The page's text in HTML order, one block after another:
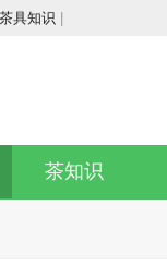
茶具知识
茶知识